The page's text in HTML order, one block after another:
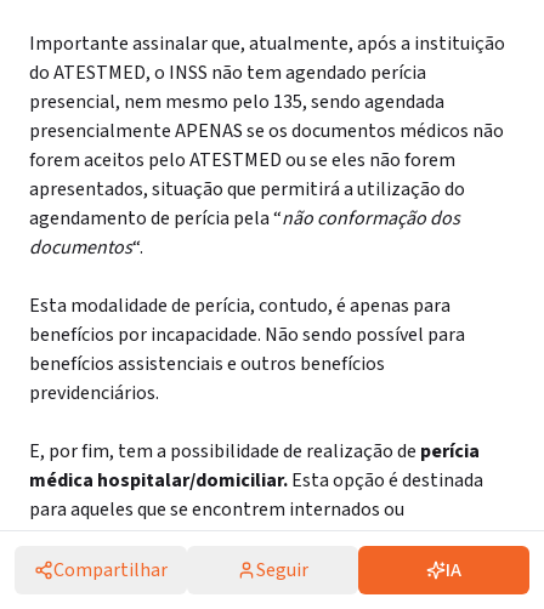
Importante assinalar que, atualmente, após a instituição
do ATESTMED, o INSS não tem agendado perícia
presencial, nem mesmo pelo 135, sendo agendada
presencialmente APENAS se os documentos médicos não
forem aceitos pelo ATESTMED ou se eles não forem
apresentados, situação que permitirá a utilização do
agendamento de perícia pela “não conformação dos
documentos“.
Esta modalidade de perícia, contudo, é apenas para
benefícios por incapacidade. Não sendo possível para
benefícios assistenciais e outros benefícios
previdenciários.
E, por fim, tem a possibilidade de realização de perícia
médica hospitalar/domiciliar.Esta opção é destinada
para aqueles que se encontrem internados ou
impossibilitados de se locomoverem.
Compartilhar
Seguir IA